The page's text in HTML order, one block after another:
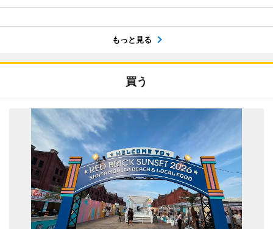
もっと見る
買う